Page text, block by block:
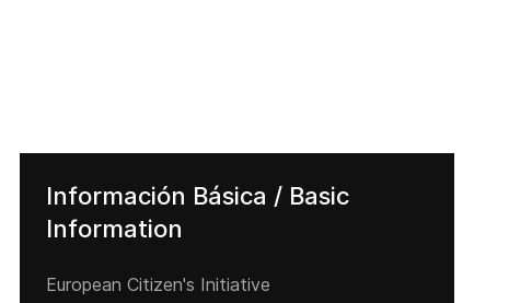
Información Básica / Basic
Information
European Citizen's Initiative